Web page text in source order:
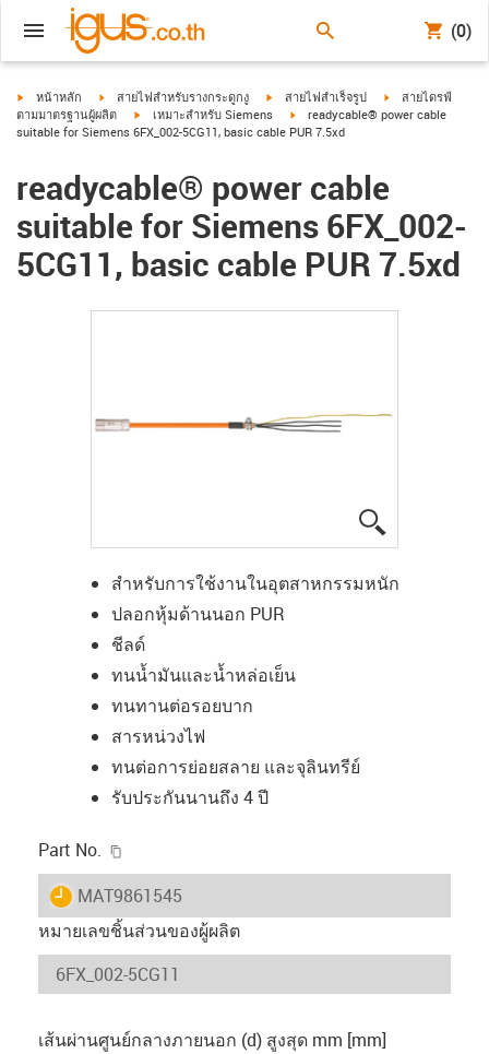
(0)
igus-icon-arrow-right
หน้าหลัก igus-icon-arrow-right
สายไฟสำหรับรางกระดูกงู igus-icon-arrow-right
สายไฟสำเร็จรูป igus-icon-arrow-
สายไดรฟ์
ตามมาตรฐานผู้ผลิต
igus-icon-arrow-right
เหมาะสำหรับ Siemens igus-icon-arrow-right
readycable® power cable
suitable for Siemens 6FX_002-5CG11, basic cable PUR 7.5xd
readycable® power cable
suitable for Siemens 6FX_002-
5CG11, basic cable PUR 7.5xd
สำหรับการใช้งานในอุตสาหกรรมหนัก
ปลอกหุ้มด้านนอก PUR
ชีลด์
ทนน้ำมันและน้ำหล่อเย็น
ทนทานต่อรอยบาก
สารหน่วงไฟ
ทนต่อการย่อยสลาย และจุลินทรีย์
รับประกันนานถึง 4 ปี
Part No.
igus-icon-lieferzeit
MAT9861545
หมายเลขชิ้นส่วนของผู้ผลิต
เส้นผ่านศูนย์กลางภายนอก (d) สูงสุด mm [mm]